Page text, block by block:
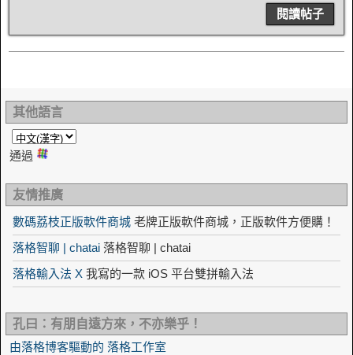
閱讀帖子
其他語言
通過
友情推廣
數碼荔枝正版軟件商城 老牌正版軟件商城，正版軟件方便購！
落格智聊 | chatai 落格智聊 | chatai
落格輸入法 X 我寫的一款 iOS 平台雙拼輸入法
孔曰：有朋自遠方來，不亦樂乎！
由落格博客驅動的 落格工作室